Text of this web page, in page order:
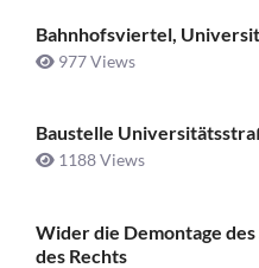
Bahnhofsviertel,
977 Views
Baustelle
1188 Views
Wider die Demontage
des Rechts